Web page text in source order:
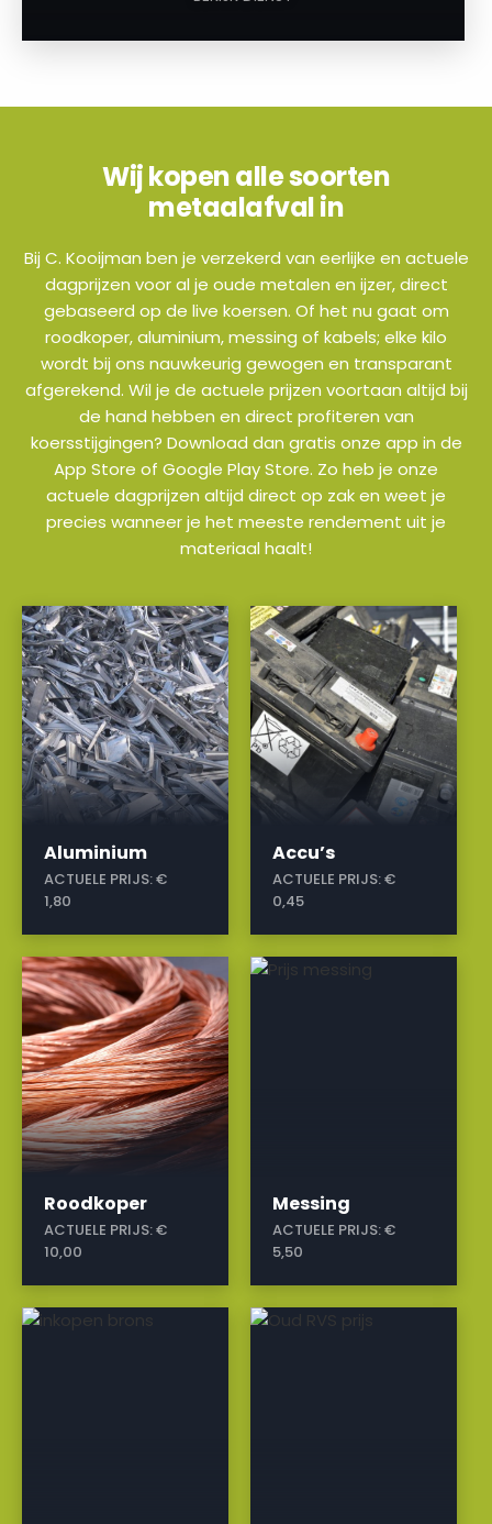
Wij kopen alle soorten
metaalafval in
Bij C. Kooijman ben je verzekerd van eerlijke en actuele
dagprijzen voor al je oude metalen en ijzer, direct
gebaseerd op de live koersen. Of het nu gaat om
roodkoper, aluminium, messing of kabels; elke kilo
wordt bij ons nauwkeurig gewogen en transparant
afgerekend. Wil je de actuele prijzen voortaan altijd bij
de hand hebben en direct profiteren van
koersstijgingen? Download dan gratis onze app in de
App Store of Google Play Store. Zo heb je onze
actuele dagprijzen altijd direct op zak en weet je
precies wanneer je het meeste rendement uit je
materiaal haalt!
Aluminium
ACTUELE PRIJS:€
1,80
a
Accu’s
ACTUELE PRIJS:€
0,45
a
Roodkoper
ACTUELE PRIJS:€
10,00
a
Messing
ACTUELE PRIJS:€
5,50
a
a a